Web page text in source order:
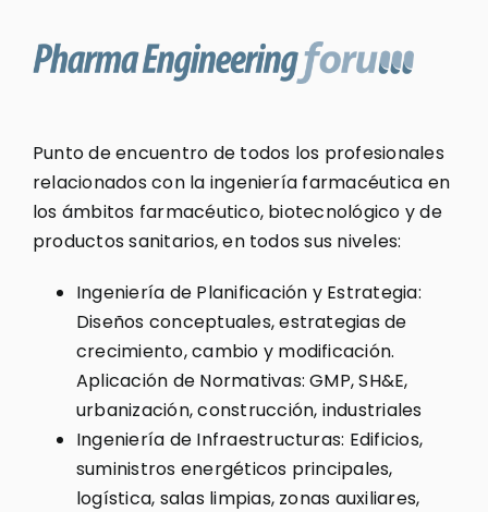
Punto de encuentro de todos los profesionales
relacionados con la ingeniería farmacéutica en
los ámbitos farmacéutico, biotecnológico y de
productos sanitarios, en todos sus niveles:
Ingeniería de Planificación y Estrategia:
Diseños conceptuales, estrategias de
crecimiento, cambio y modificación.
Aplicación de Normativas: GMP, SH&E,
urbanización, construcción, industriales
Ingeniería de Infraestructuras: Edificios,
suministros energéticos principales,
logística, salas limpias, zonas auxiliares,